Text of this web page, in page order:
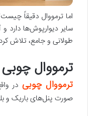
اما ترمووال دقیقاً
سایر دیوارپوش‌ها دارد
طولانی و جامع، تلاش
ترمووال
ترمووال چوبی در
صورت پنل‌های باریک و